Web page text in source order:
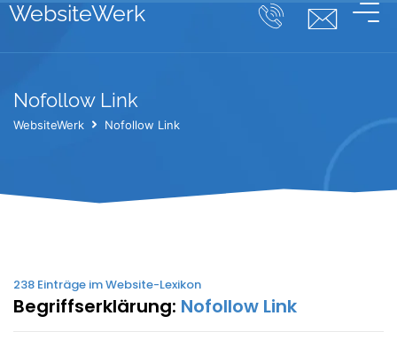
WebsiteWerk
Nofollow Link
WebsiteWerk Nofollow Link
238 Einträge im Website-Lexikon
Begriffserklärung: Nofollow Link